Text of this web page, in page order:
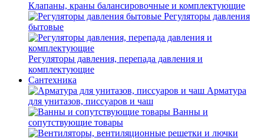
Клапаны, краны балансировочные и комплектующие
Регуляторы давления
бытовые
Регуляторы давления, перепада давления и
комплектующие
Сантехника
Арматура
для унитазов, писсуаров и чаш
Ванны и
сопутствующие товары